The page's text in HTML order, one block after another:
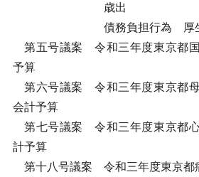
歳出
債務負担行為 厚生委
第五号議案 令和三年度東京都
予算
第六号議案 令和三年度東京都母
会計予算
第七号議案 令和三年度東京都心
計予算
第十八号議案 令和三年度東京都